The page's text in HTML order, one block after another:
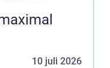
10 juli 2026